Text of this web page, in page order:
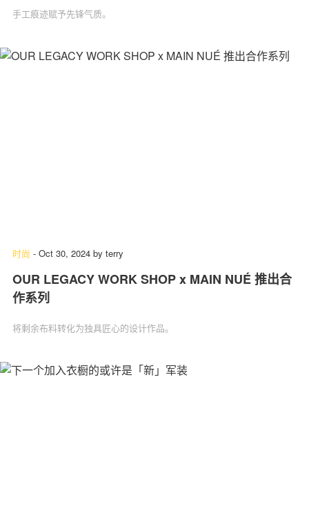
手工痕迹赋予先锋气质。
时尚 - Oct 30, 2024 by terry
OUR LEGACY WORK SHOP x MAIN NUÉ 推出合
作系列
将剩余布料转化为独具匠心的设计作品。